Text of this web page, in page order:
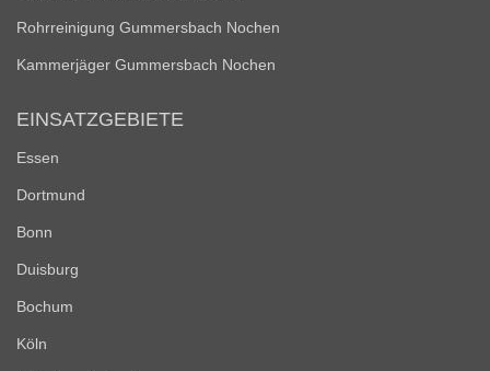
Rohrreinigung Gummersbach Nochen
Kammerjäger Gummersbach Nochen
EINSATZGEBIETE
Essen
Dortmund
Bonn
Duisburg
Bochum
Köln